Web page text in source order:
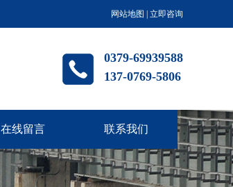
网站地图 立即咨询
0379-69939588
137-0769-5806
在线留言 联系我们